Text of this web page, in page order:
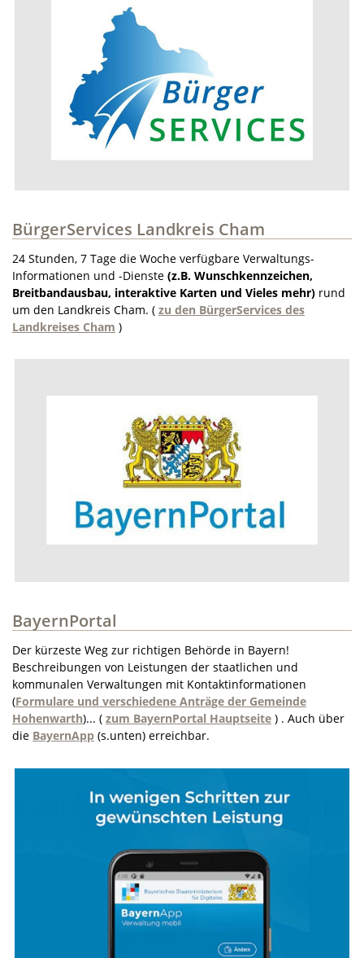
BürgerServices Landkreis Cham
24 Stunden, 7 Tage die Woche verfügbare Verwaltungs-
Informationen und -Dienste (z.B. Wunschkennzeichen,
Breitbandausbau, interaktive Karten und Vieles mehr) rund
um den Landkreis Cham. ( zu den BürgerServices des
Landkreises Cham )
BayernPortal
Der kürzeste Weg zur richtigen Behörde in Bayern!
Beschreibungen von Leistungen der staatlichen und
kommunalen Verwaltungen mit Kontaktinformationen
(Formulare und verschiedene Anträge der Gemeinde
Hohenwarth)... ( zum BayernPortal Hauptseite ) . Auch über
die BayernApp (s.unten) erreichbar.